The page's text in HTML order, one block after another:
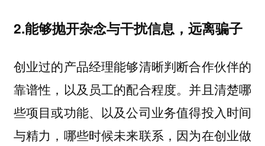
2.能够抛开杂念与干扰信息，远离骗子
创业过的产品经理能够清晰判断合作伙伴的
靠谱性，以及员工的配合程度。并且清楚哪
些项目或功能、以及公司业务值得投入时间
与精力，哪些时候未来联系，因为在创业做